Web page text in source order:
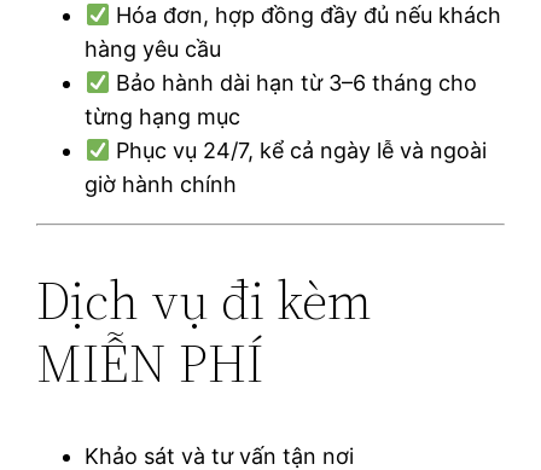
Hóa đơn, hợp đồng đầy đủ nếu khách
hàng yêu cầu
Bảo hành dài hạn từ 3–6 tháng cho
từng hạng mục
Phục vụ 24/7, kể cả ngày lễ và ngoài
giờ hành chính
Dịch vụ đi kèm
MIỄN PHÍ
Khảo sát và tư vấn tận nơi